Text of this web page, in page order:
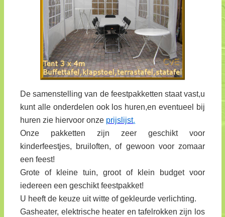
De samenstelling van de feestpakketten staat vast,u
kunt alle onderdelen ook los huren,en eventueel bij
huren zie hiervoor onze prijslijst.
Onze pakketten zijn zeer geschikt voor
kinderfeestjes, bruiloften, of gewoon voor zomaar
een feest!
Grote of kleine tuin, groot of klein budget voor
iedereen een geschikt feestpakket!
U heeft de keuze uit witte of gekleurde verlichting.
Gasheater, elektrische heater en tafelrokken zijn los